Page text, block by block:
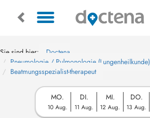
Sie sind hier:
Doctena
Pneumologie / Pulmonologie (Lungenheilkunde)
Beatmungsspezialist-therapeut
MO.
10 Aug.
DI.
11 Aug.
MI.
12 Aug.
DO.
13 Aug.